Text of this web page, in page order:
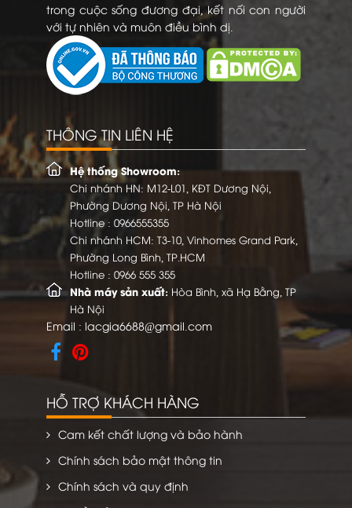
trong cuộc sống đương đại, kết nối con người
với tự nhiên và muôn điều bình dị.
THÔNG TIN LIÊN HỆ
Hệ thống Showroom:
Chi nhánh HN: M12-L01, KĐT Dương Nội,
Phường Dương Nội, TP Hà Nội
Hotline : 0966555355
Chi nhánh HCM: T3-10, Vinhomes Grand Park,
Phường Long Bình, TP.HCM
Hotline : 0966 555 355
Nhà máy sản xuất: Hòa Bình, xã Hạ Bằng, TP
Hà Nội
Email : lacgia6688@gmail.com
HỖ TRỢ KHÁCH HÀNG
Cam kết chất lượng và bảo hành
Chính sách bảo mật thông tin
Chính sách và quy định